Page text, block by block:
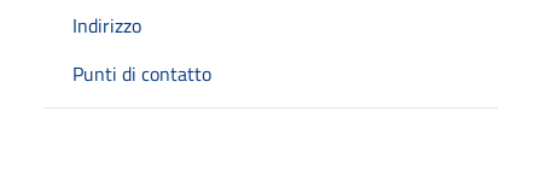
Indirizzo
Punti di contatto